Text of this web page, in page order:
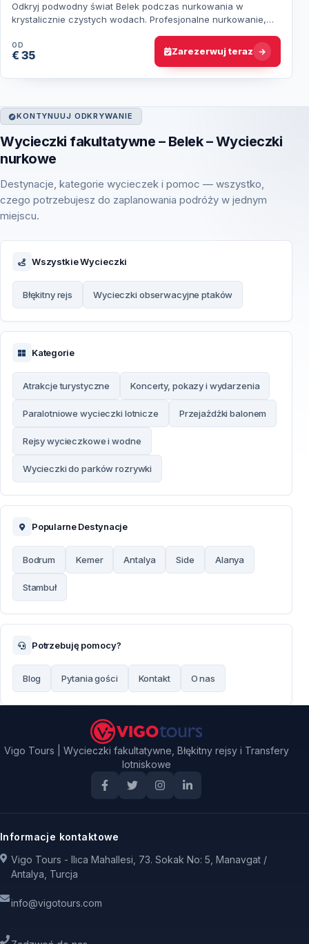
Odkryj podwodny świat Belek podczas nurkowania w
krystalicznie czystych wodach. Profesjonalne nurkowanie,
OD
€ 35 Zarezerwuj teraz
KONTYNUUJ ODKRYWANIE
Wycieczki fakultatywne – Belek – Wycieczki
nurkowe
Destynacje, kategorie wycieczek i pomoc — wszystko,
czego potrzebujesz do zaplanowania podróży w jednym
miejscu.
Wszystkie Wycieczki
Błękitny rejs Wycieczki obserwacyjne ptaków
Kategorie
Atrakcje turystyczne Koncerty, pokazy i wydarzenia
Paralotniowe wycieczki lotnicze Przejażdżki balonem
Rejsy wycieczkowe i wodne
Wycieczki do parków rozrywki
Popularne Destynacje
Bodrum Kemer Antalya Side Alanya
Stambuł
Potrzebuję pomocy?
Blog Pytania gości Kontakt O nas
Vigo Tours | Wycieczki fakultatywne, Błękitny rejsy i Transfery
lotniskowe
Informacje kontaktowe
Vigo Tours - Ilıca Mahallesi, 73. Sokak No: 5, Manavgat /
Antalya, Turcja
info@vigotours.com